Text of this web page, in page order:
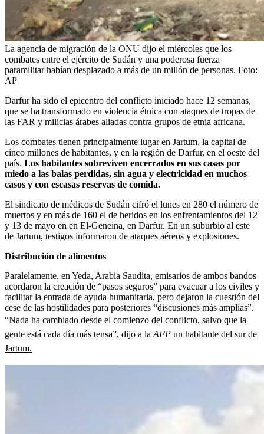
La agencia de migración de la ONU dijo el miércoles que los
combates entre el ejército de Sudán y una poderosa fuerza
paramilitar habían desplazado a más de un millón de personas. Foto:
AP
Darfur ha sido el epicentro del conflicto iniciado hace 12 semanas,
que se ha transformado en violencia étnica con ataques de tropas de
las FAR y milicias árabes aliadas contra grupos de etnia africana.
Los combates tienen principalmente lugar en Jartum, la capital de
cinco millones de habitantes, y en la región de Darfur, en el oeste del
país. Los habitantes sobreviven encerrados en sus casas por
miedo a las balas perdidas, sin agua y electricidad en muchos
casos y con escasas reservas de comida.
El sindicato de médicos de Sudán cifró el lunes en 280 el número de
muertos y en más de 160 el de heridos en los enfrentamientos del 12
y 13 de mayo en en El-Geneina, en Darfur. En un suburbio al este
de Jartum, testigos informaron de ataques aéreos y explosiones.
Distribución de alimentos
Paralelamente, en Yeda, Arabia Saudita, emisarios de ambos bandos
acordaron la creación de “pasos seguros” para evacuar a los civiles y
facilitar la entrada de ayuda humanitaria, pero dejaron la cuestión del
cese de las hostilidades para posteriores “discusiones más amplias”.
“Nada ha cambiado desde el comienzo del conflicto, salvo que la
gente está cada día más tensa”, dijo a la AFP un habitante del sur de
Jartum.